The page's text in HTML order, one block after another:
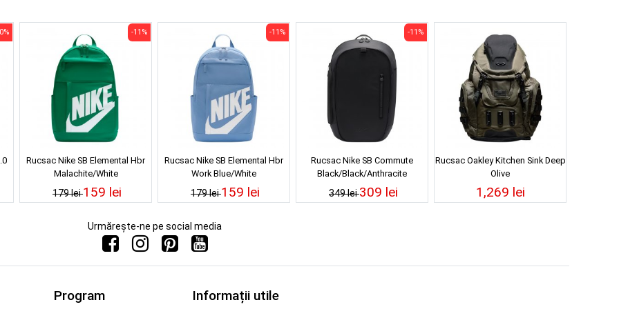
Rucsac Nike SB Elemental Hbr
Malachite/White
179 lei
-11%
159 lei
Rucsac Nike SB Elemental Hbr
Work Blue/White
179 lei
-11%
159 lei
Rucsac Nike SB Commute
Black/Black/Anthracite
349 lei
-11%
309 lei
Rucsac Oakley Kitchen Sink Deep
Olive
1,269 lei
Urmărește-ne pe social media
Program Informații utile